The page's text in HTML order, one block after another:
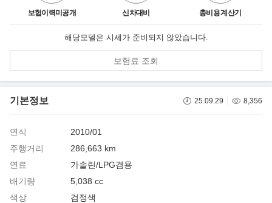
보험이력미공개 신차대비 총비용 계산기
해당모델은 시세가 준비되지 않았습니다.
보험료 조회
기본정보 25.09.29 8,356
연식
2010/01
주행거리
286,663 km
연료
가솔린/LPG겸용
배기량
5,038 cc
색상
검정색